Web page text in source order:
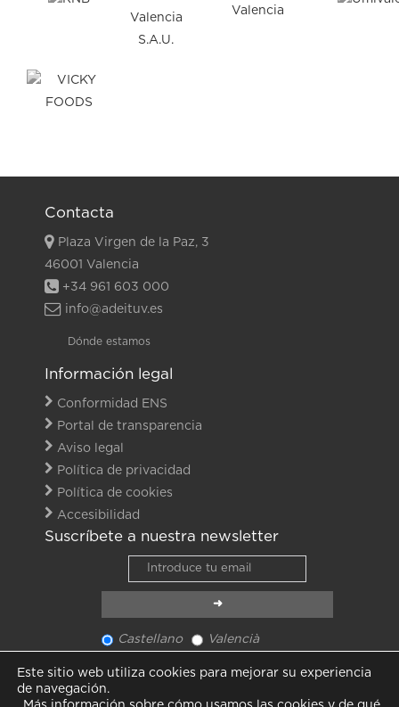
Contacta
Plaza Virgen de la Paz, 3
46001 Valencia
+34 961 603 000
info@adeituv.es
Dónde estamos
Información legal
Conformidad ENS
Portal de transparencia
Aviso legal
Política de privacidad
Política de cookies
Accesibilidad
Suscríbete a nuestra newsletter
Castellano Valencià
Ver último newsletter
Este sitio web utiliza cookies para mejorar su experiencia
de navegación.